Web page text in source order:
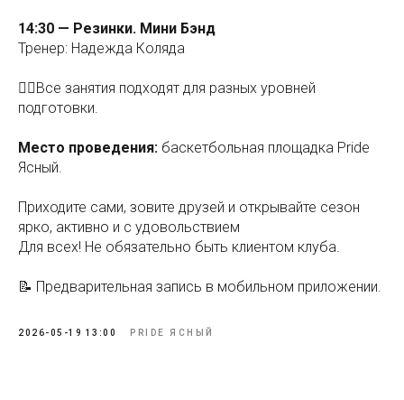
14:30 — Резинки. Мини Бэнд
Тренер: Надежда Коляда
☝🏼Все занятия подходят для разных уровней
подготовки.
Место проведения: баскетбольная площадка Pride
Ясный.
Приходите сами, зовите друзей и открывайте сезон
ярко, активно и с удовольствием
Для всех! Не обязательно быть клиентом клуба.
📝 Предварительная запись в мобильном приложении.
2026-05-19 13:00 PRIDE ЯСНЫЙ